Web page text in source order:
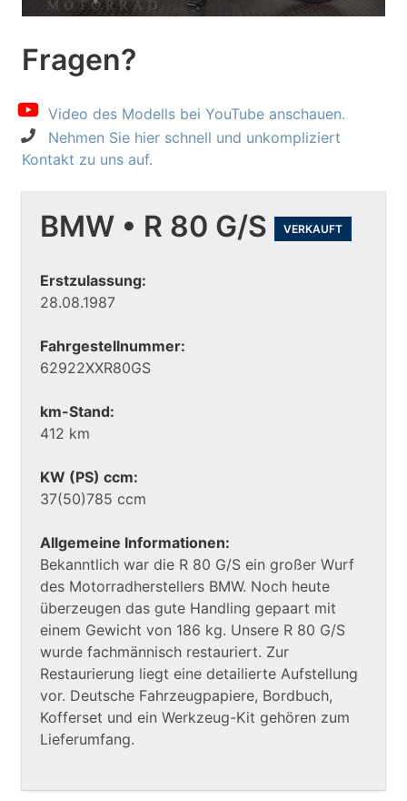
Fragen?
Video des Modells bei YouTube anschauen.
Nehmen Sie hier schnell und unkompliziert
Kontakt zu uns auf.
BMW • R 80 G/S VERKAUFT
Erstzulassung:
28.08.1987
Fahrgestellnummer:
62922XXR80GS
km-Stand:
412 km
KW (PS) ccm:
37(50)785 ccm
Allgemeine Informationen:
Bekanntlich war die R 80 G/S ein großer Wurf
des Motorradherstellers BMW. Noch heute
überzeugen das gute Handling gepaart mit
einem Gewicht von 186 kg. Unsere R 80 G/S
wurde fachmännisch restauriert. Zur
Restaurierung liegt eine detailierte Aufstellung
vor. Deutsche Fahrzeugpapiere, Bordbuch,
Kofferset und ein Werkzeug-Kit gehören zum
Lieferumfang.